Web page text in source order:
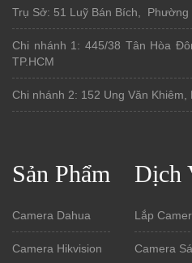
Trụ Sở: 51 Luỹ Bán Bích, Phường
Chi nhánh 1: 445/38 Tân Hòa
TP.HCM
Chi nhánh 2: 152 Ung Văn Khiêm,
Sản Phẩm
Camera Dahua
Camera Hikvision
Dịch
Lắp
Camera